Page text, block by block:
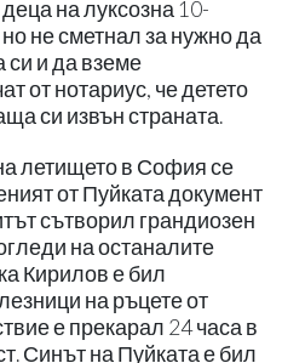
на луксозна 10-
не сметнал за нужно да
си и да вземе
от нотариус, че детето
си извън страната.
летището в София се
от Пуйката документ
сътворил грандиозен
на останалите
Кирилов е бил
на ръцете от
е прекарал 24 часа в
Синът на Пуйката е бил